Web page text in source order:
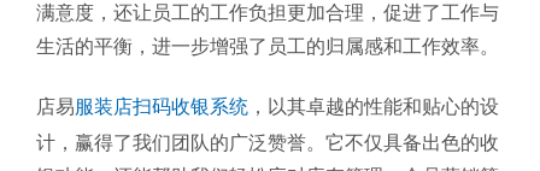
满意度，还让员工的工作负担更加合理，促进了工作与
生活的平衡，进一步增强了员工的归属感和工作效率。
店易服装店扫码收银系统 ，以其卓越的性能和贴心的设
计，赢得了我们团队的广泛赞誉。它不仅具备出色的收